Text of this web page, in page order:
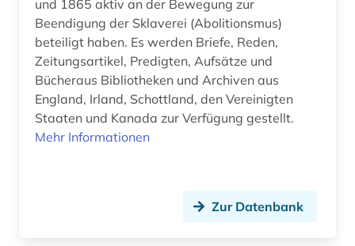
und 1865 aktiv an der Bewegung zur
Beendigung der Sklaverei (Abolitionsmus)
beteiligt haben. Es werden Briefe, Reden,
Zeitungsartikel, Predigten, Aufsätze und
Bücheraus Bibliotheken und Archiven aus
England, Irland, Schottland, den Vereinigten
Staaten und Kanada zur Verfügung gestellt.
Mehr Informationen
Zur Datenbank